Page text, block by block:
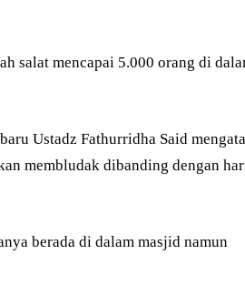
salat mencapai 5.000 orang di
Ustadz Fathurridha Said
membludak dibanding dengan
berada di dalam masjid namun